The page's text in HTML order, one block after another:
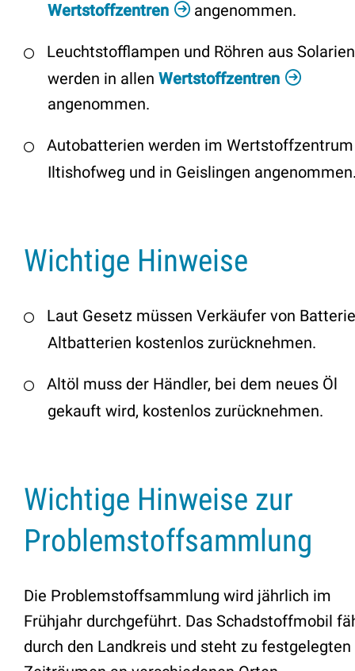
Wertstoffzentren
angenommen.
Leuchtstofflampen und Röhren aus Solarien
werden in allen Wertstoffzentren
angenommen.
Autobatterien werden im
Iltishofweg und in Geislingen
Wichtige Hinweise
Laut Gesetz müssen Verkäufer von
Altbatterien kostenlos zurücknehmen.
Altöl muss der Händler, bei dem neues Öl
gekauft wird, kostenlos zurücknehmen.
Wichtige Hinweise zur
Problemstoffsammlung
Die Problemstoffsammlung wird jährlich im
Frühjahr durchgeführt. Das Schadstoffmobil
durch den Landkreis und steht zu festgelegten